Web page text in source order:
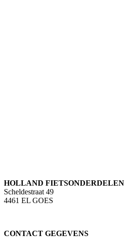
HOLLAND FIETSONDERDELEN
Scheldestraat 49
4461 EL GOES
CONTACT GEGEVENS